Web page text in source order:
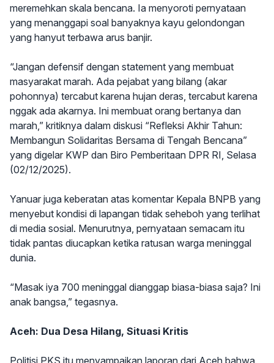
meremehkan skala bencana. Ia menyoroti pernyataan
yang menanggapi soal banyaknya kayu gelondongan
yang hanyut terbawa arus banjir.
“Jangan defensif dengan statement yang membuat
masyarakat marah. Ada pejabat yang bilang (akar
pohonnya) tercabut karena hujan deras, tercabut karena
nggak ada akarnya. Ini membuat orang bertanya dan
marah,” kritiknya dalam diskusi “Refleksi Akhir Tahun:
Membangun Solidaritas Bersama di Tengah Bencana”
yang digelar KWP dan Biro Pemberitaan DPR RI, Selasa
(02/12/2025).
Yanuar juga keberatan atas komentar Kepala BNPB yang
menyebut kondisi di lapangan tidak seheboh yang terlihat
di media sosial. Menurutnya, pernyataan semacam itu
tidak pantas diucapkan ketika ratusan warga meninggal
dunia.
“Masak iya 700 meninggal dianggap biasa-biasa saja? Ini
anak bangsa,” tegasnya.
Aceh: Dua Desa Hilang, Situasi Kritis
Politisi PKS itu menyampaikan laporan dari Aceh bahwa